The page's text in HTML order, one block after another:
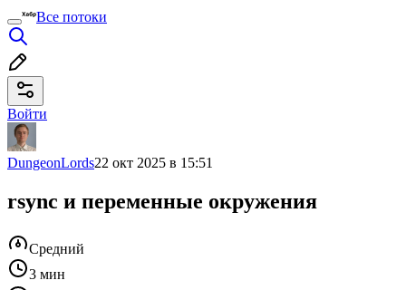
Все потоки
Войти
DungeonLords22 окт 2025 в 15:51
rsync и переменные окружения
Средний
3 мин